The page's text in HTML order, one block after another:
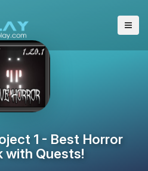
1 - Best Horror
with Quests!